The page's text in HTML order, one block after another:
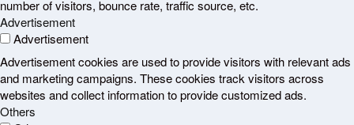
number of visitors, bounce rate, traffic source, etc.
Advertisement
Advertisement
Advertisement cookies are used to provide visitors with relevant ads
and marketing campaigns. These cookies track visitors across
websites and collect information to provide customized ads.
Others